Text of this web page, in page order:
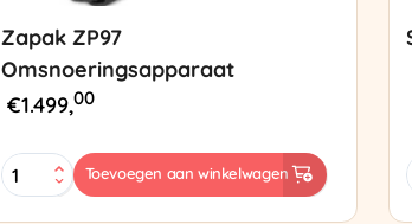
Zapak ZP97
Omsnoeringsapparaat
€1.499,00
Zapak
ZP97
Toevoegen aan winkelwagen